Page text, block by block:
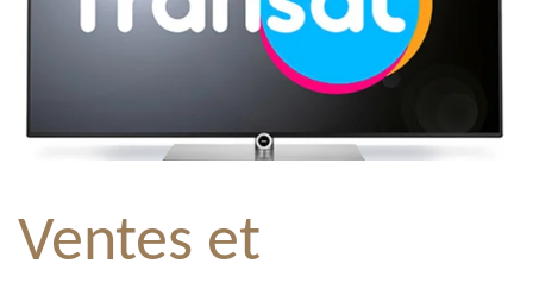
Ventes et